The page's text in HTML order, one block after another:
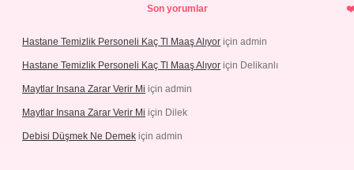
Son yorumlar
Hastane Temizlik Personeli Kaç Tl Maaş Alıyor için admin
Hastane Temizlik Personeli Kaç Tl Maaş Alıyor için Delikanlı
Maytlar Insana Zarar Verir Mi için admin
Maytlar Insana Zarar Verir Mi için Dilek
Debisi Düşmek Ne Demek için admin